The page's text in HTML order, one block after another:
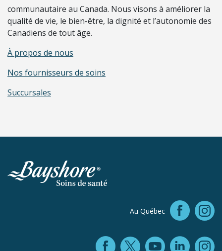
communautaire au Canada. Nous visons à améliorer la
qualité de vie, le bien-être, la dignité et l’autonomie des
Canadiens de tout âge.
À propos de nous
Nos fournisseurs de soins
Succursales
Au Québec